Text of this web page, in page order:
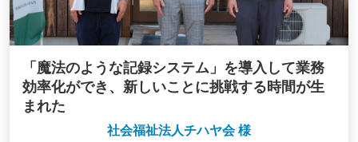
「魔法のような記録システム」を導入して業務
効率化ができ、新しいことに挑戦する時間が生
まれた
社会福祉法人チハヤ会 様